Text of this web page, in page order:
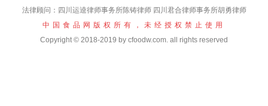
法律顾问：四川运逵律师事务所陈铸律师 四川君合律师事务所胡勇律师
中国食品网版权所有，未经授权禁止使用
Copyright © 2018-2019 by cfoodw.com. all rights reserved